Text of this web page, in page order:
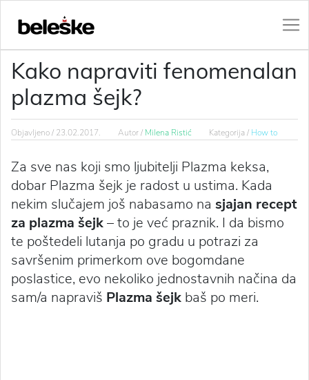
Kako napraviti fenomenalan
plazma šejk?
Objavljeno / 23.02.2017. Autor / Milena Ristić Kategorija / How to
Za sve nas koji smo ljubitelji Plazma keksa,
dobar Plazma šejk je radost u ustima. Kada
nekim slučajem još nabasamo na sjajan recept
za plazma šejk– to je već praznik. I da bismo
te poštedeli lutanja po gradu u potrazi za
savršenim primerkom ove bogomdane
poslastice, evo nekoliko jednostavnih načina da
sam/a napraviš Plazma šejk baš po meri.